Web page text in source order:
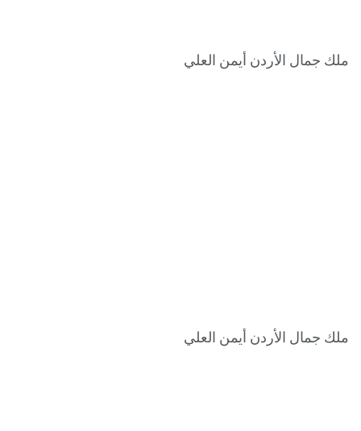
ملك جمال الأردن أيمن العلي
ملك جمال الأردن أيمن العلي